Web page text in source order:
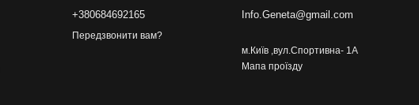
+380684692165
Передзвонити вам?
Info.Geneta@gmail.com
м.Київ ,вул.Спортивна- 1А
Мапа проїзду